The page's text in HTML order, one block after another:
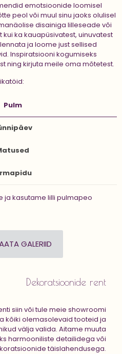
emotsioonide loomisel
peol või muul sinu jaoks olulisel
disainiga lilleseade või
ka kauapüsivatest, uinuvatest
ja loome just sellised
Inspiratsiooni kogumiseks
ning kirjuta meile oma mõtetest.
Pulm
ja kasutame lilli pulmapeo
GALERIID
Dekoratsioonide rent
siin või tule meie showroomi
kõiki olemasolevaid tooteid ja
välja valida. Aitame muuta
harmooniliste detailidega või
täislahendusega.